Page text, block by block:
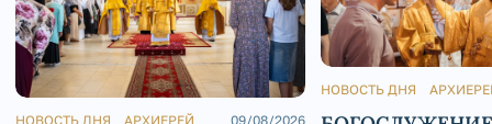
НОВОСТЬ ДНЯ АРХИЕРЕЙ 09/08/2026
НОВОСТЬ ДНЯ